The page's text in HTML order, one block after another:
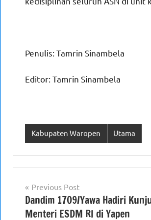
Penulis: Tamrin Sinambela
Editor: Tamrin Sinambela
Kabupaten Waropen Utama
Navigasi
pos
Previous Post
Dandim 1709/Yawa Hadiri
Menteri ESDM RI di Yapen